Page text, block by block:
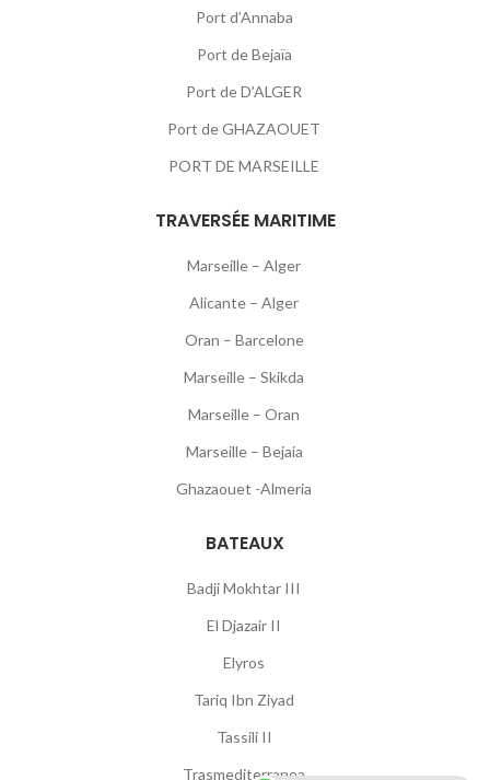
Port d’Annaba
Port de Bejaïa
Port de D’ALGER
Port de GHAZAOUET
PORT DE MARSEILLE
TRAVERSÉE MARITIME
Marseille – Alger
Alicante – Alger
Oran – Barcelone
Marseille – Skikda
Marseille – Oran
Marseille – Bejaia
Ghazaouet -Almeria
BATEAUX
Badji Mokhtar III
El Djazair II
Elyros
Tariq Ibn Ziyad
Tassili II
Trasmediterranea